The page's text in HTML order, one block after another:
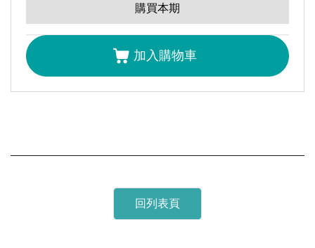
下一次的淨零碳排能源革命
連豊力
技術專題主編前言｜機械淨零碳排技術專輯主編前言
鄭詠仁
鄭雅文 吳佳樺
車輛生產製造低碳策略探討
購買本期
加入購物車
回列表頁